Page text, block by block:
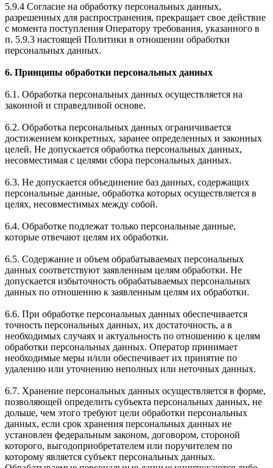
5.9.4 Согласие на обработку персональных данных,
разрешенных для распространения, прекращает свое действие
с момента поступления Оператору требования, указанного в
п. 5.9.3 настоящей Политики в отношении обработки
персональных данных.
6. Принципы обработки персональных данных
6.1. Обработка персональных данных осуществляется на
законной и справедливой основе.
6.2. Обработка персональных данных ограничивается
достижением конкретных, заранее определенных и законных
целей. Не допускается обработка персональных данных,
несовместимая с целями сбора персональных данных.
6.3. Не допускается объединение баз данных, содержащих
персональные данные, обработка которых осуществляется в
целях, несовместимых между собой.
6.4. Обработке подлежат только персональные данные,
которые отвечают целям их обработки.
6.5. Содержание и объем обрабатываемых персональных
данных соответствуют заявленным целям обработки. Не
допускается избыточность обрабатываемых персональных
данных по отношению к заявленным целям их обработки.
6.6. При обработке персональных данных обеспечивается
точность персональных данных, их достаточность, а в
необходимых случаях и актуальность по отношению к целям
обработки персональных данных. Оператор принимает
необходимые меры и/или обеспечивает их принятие по
удалению или уточнению неполных или неточных данных.
6.7. Хранение персональных данных осуществляется в форме,
позволяющей определить субъекта персональных данных, не
дольше, чем этого требуют цели обработки персональных
данных, если срок хранения персональных данных не
установлен федеральным законом, договором, стороной
которого, выгодоприобретателем или поручителем по
которому является субъект персональных данных.